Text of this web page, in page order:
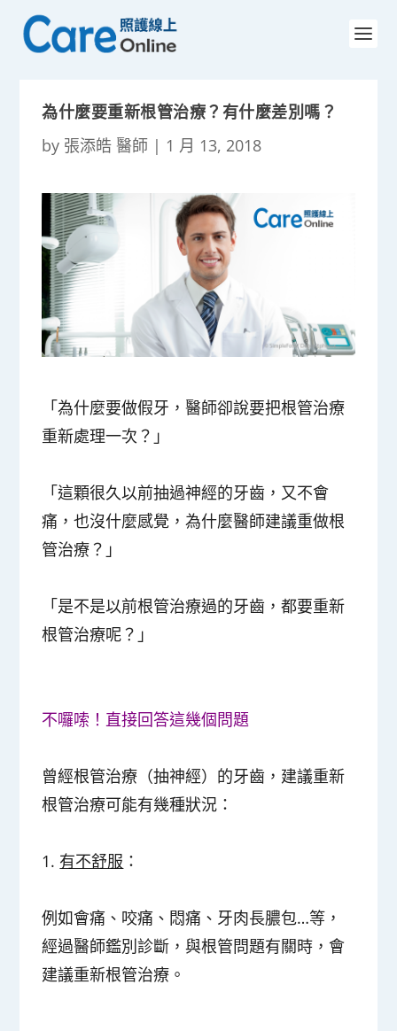
為什麼要重新根管治療？有什麼差別嗎？
by 張添皓 醫師 | 1 月 13, 2018
「為什麼要做假牙，醫師卻說要把根管治療
重新處理一次？」
「這顆很久以前抽過神經的牙齒，又不會
痛，也沒什麼感覺，為什麼醫師建議重做根
管治療？」
「是不是以前根管治療過的牙齒，都要重新
根管治療呢？」
不囉嗦！直接回答這幾個問題
曾經根管治療（抽神經）的牙齒，建議重新
根管治療可能有幾種狀況：
1. 有不舒服 ：
例如會痛、咬痛、悶痛、牙肉長膿包…等，
經過醫師鑑別診斷，與根管問題有關時，會
建議重新根管治療。